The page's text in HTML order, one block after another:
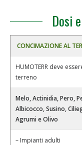
Dosi
CONCIMAZIONE AL
HUMOTERR deve
terreno
Melo, Actinidia, Pero,
Albicocco, Susino,
Agrumi e Olivo
– Impianti adulti